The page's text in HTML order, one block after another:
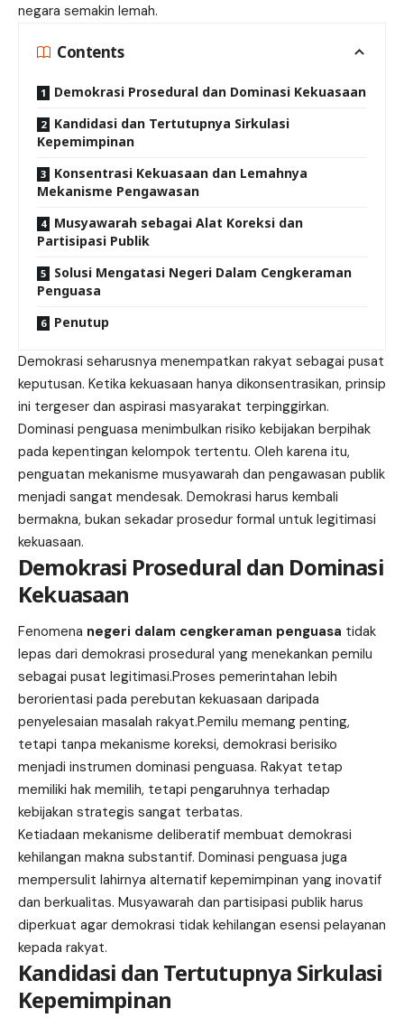
negara semakin lemah.
Contents
Demokrasi Prosedural dan Dominasi Kekuasaan
Kandidasi dan Tertutupnya Sirkulasi
Kepemimpinan
Konsentrasi Kekuasaan dan Lemahnya
Mekanisme Pengawasan
Musyawarah sebagai Alat Koreksi dan
Partisipasi Publik
Solusi Mengatasi Negeri Dalam Cengkeraman
Penguasa
Penutup
Demokrasi seharusnya menempatkan rakyat sebagai pusat
keputusan. Ketika kekuasaan hanya dikonsentrasikan, prinsip
ini tergeser dan aspirasi masyarakat terpinggirkan.
Dominasi penguasa menimbulkan risiko kebijakan berpihak
pada kepentingan kelompok tertentu. Oleh karena itu,
penguatan mekanisme musyawarah dan pengawasan publik
menjadi sangat mendesak. Demokrasi harus kembali
bermakna, bukan sekadar prosedur formal untuk legitimasi
kekuasaan.
Demokrasi Prosedural dan Dominasi
Kekuasaan
Fenomena negeri dalam cengkeraman penguasa tidak
lepas dari demokrasi prosedural yang menekankan pemilu
sebagai pusat legitimasi.Proses pemerintahan lebih
berorientasi pada perebutan kekuasaan daripada
penyelesaian masalah rakyat.Pemilu memang penting,
tetapi tanpa mekanisme koreksi, demokrasi berisiko
menjadi instrumen dominasi penguasa. Rakyat tetap
memiliki hak memilih, tetapi pengaruhnya terhadap
kebijakan strategis sangat terbatas.
Ketiadaan mekanisme deliberatif membuat demokrasi
kehilangan makna substantif. Dominasi penguasa juga
mempersulit lahirnya alternatif kepemimpinan yang inovatif
dan berkualitas. Musyawarah dan partisipasi publik harus
diperkuat agar demokrasi tidak kehilangan esensi pelayanan
kepada rakyat.
Kandidasi dan Tertutupnya Sirkulasi
Kepemimpinan